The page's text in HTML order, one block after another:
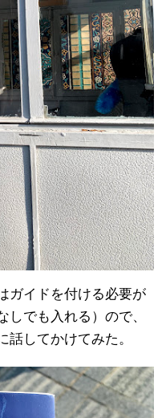
ガイドを付ける必要が
でも入れる）ので、
話してかけてみた。